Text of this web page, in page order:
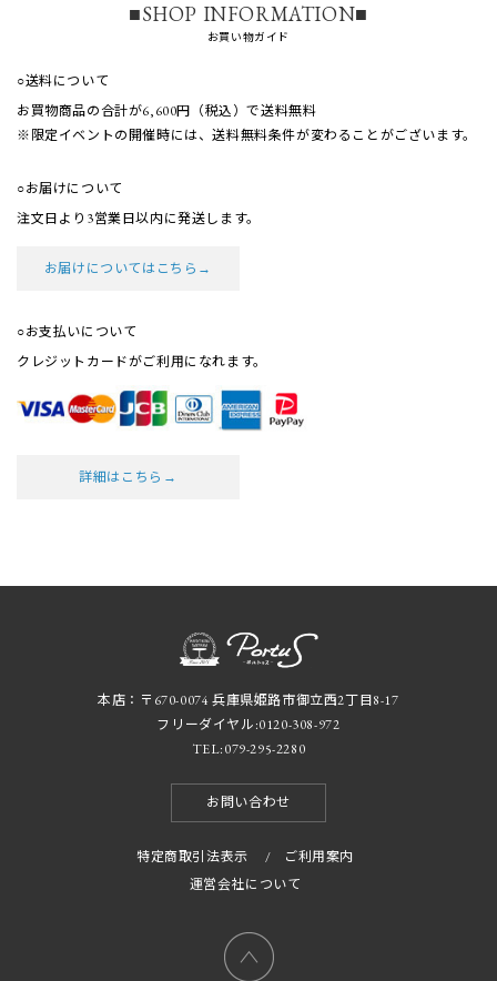
■SHOP INFORMATION■
お買い物ガイド
○送料について
お買物商品の合計が6,600円（税込）で送料無料
※限定イベントの開催時には、送料無料条件が変わることがございます。
○お届けについて
注文日より3営業日以内に発送します。
お届けについてはこちら→
○お支払いについて
クレジットカードがご利用になれます。
詳細はこちら→
本店：〒670-0074 兵庫県姫路市御立西2丁目8-17
フリーダイヤル:0120-308-972
TEL:079-295-2280
お問い合わせ
特定商取引法表示 /
ご利用案内
運営会社について